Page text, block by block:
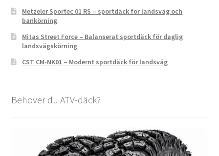
Metzeler Sportec 01 RS – sportdäck för landsväg och
bankörning
Mitas Street Force – Balanserat sportdäck för daglig
landsvägskörning
CST CM-NK01 – Modernt sportdäck för landsväg
Behöver du ATV-däck?